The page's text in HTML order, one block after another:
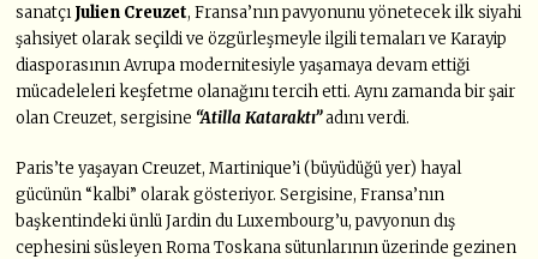
sanatçı Julien Creuzet, Fransa’nın pavyonunu yönetecek ilk siyahi
şahsiyet olarak seçildi ve özgürleşmeyle ilgili temaları ve Karayip
diasporasının Avrupa modernitesiyle yaşamaya devam ettiği
mücadeleleri keşfetme olanağını tercih etti. Aynı zamanda bir şair
olan Creuzet, sergisine “Atilla Kataraktı”adını verdi.
Paris’te yaşayan Creuzet, Martinique’i (büyüdüğü yer) hayal
gücünün “kalbi” olarak gösteriyor. Sergisine, Fransa’nın
başkentindeki ünlü Jardin du Luxembourg’u, pavyonun dış
cephesini süsleyen Roma Toskana sütunlarının üzerinde gezinen